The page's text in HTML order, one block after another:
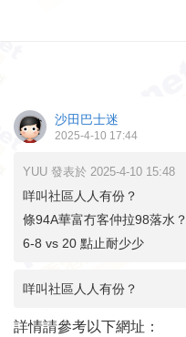
沙田巴士迷
2025-4-10 17:44
YUU 發表於 2025-4-10 15:48
咩叫社區人人有份？
條94A華富冇客仲拉98落水？
6-8 vs 20 點止耐少少
咩叫社區人人有份？
詳情請參考以下網址：